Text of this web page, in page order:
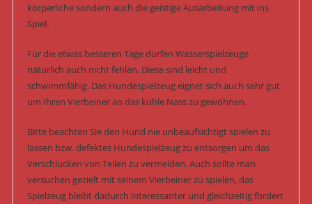
körperliche sondern auch die geistige Ausarbeitung mit ins
Spiel.
Für die etwas besseren Tage dürfen Wasserspielzeuge
natürlich auch nicht fehlen. Diese sind leicht und
schwimmfähig. Das Hundespielzeug eignet sich auch sehr gut
um Ihren Vierbeiner an das kühle Nass zu gewöhnen.
Bitte beachten Sie den Hund nie unbeaufsichtigt spielen zu
lassen bzw. defektes Hundespielzeug zu entsorgen um das
Verschlucken von Teilen zu vermeiden. Auch sollte man
versuchen gezielt mit seinem Vierbeiner zu spielen, das
Spielzeug bleibt dadurch interessanter und gleichzeitig fördert